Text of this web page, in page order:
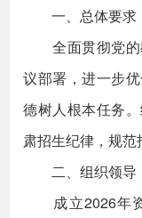
一、总体要求
全面贯彻党的
议部署，进一步
德树人根本任务
肃招生纪律，规范
二、组织领导
成立2026年资